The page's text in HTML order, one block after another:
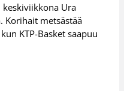
Ura
Korihait metsästää
KTP-Basket saapuu